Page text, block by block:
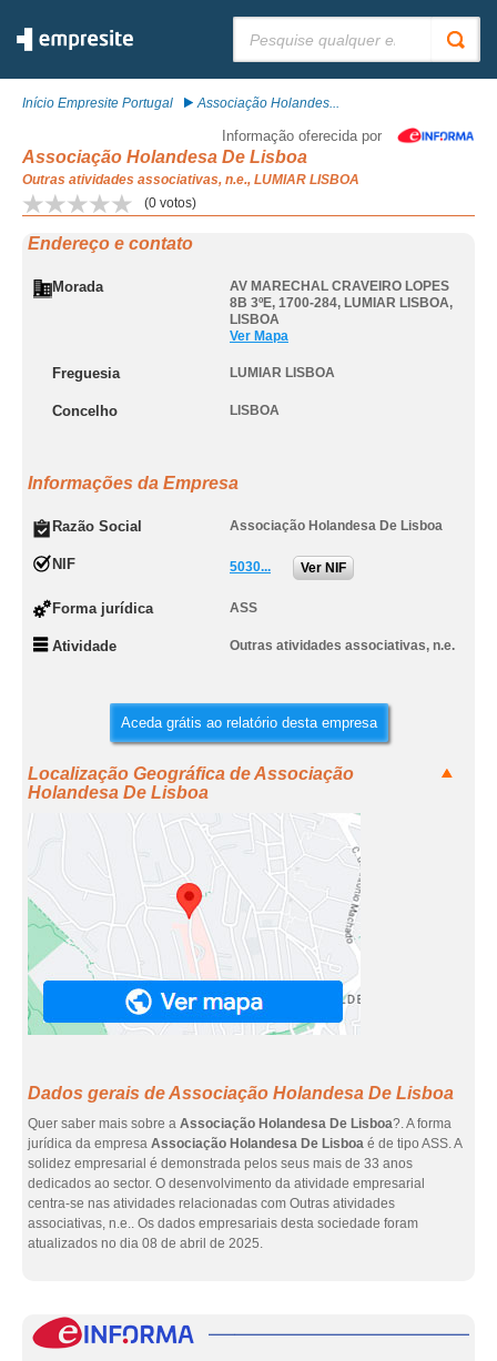
Início Empresite Portugal Associação Holandes...
Informação oferecida por
Associação Holandesa De Lisboa
Outras atividades associativas, n.e., LUMIAR LISBOA
(0 votos)
Endereço e contato
Morada
AV MARECHAL CRAVEIRO LOPES
8B 3ºE, 1700-284, LUMIAR LISBOA,
LISBOA
Ver Mapa
Freguesia LUMIAR LISBOA
Concelho LISBOA
Informações da Empresa
Razão Social Associação Holandesa De Lisboa
NIF 5030... Ver NIF
Forma jurídica ASS
Atividade Outras atividades associativas, n.e.
Aceda grátis ao relatório desta empresa
Localização Geográfica de Associação
Holandesa De Lisboa
Dados gerais de Associação Holandesa De Lisboa
Quer saber mais sobre a Associação Holandesa De Lisboa?. A forma
jurídica da empresa Associação Holandesa De Lisboa é de tipo ASS. A
solidez empresarial é demonstrada pelos seus mais de 33 anos
dedicados ao sector. O desenvolvimento da atividade empresarial
centra-se nas atividades relacionadas com Outras atividades
associativas, n.e.. Os dados empresariais desta sociedade foram
atualizados no dia 08 de abril de 2025.